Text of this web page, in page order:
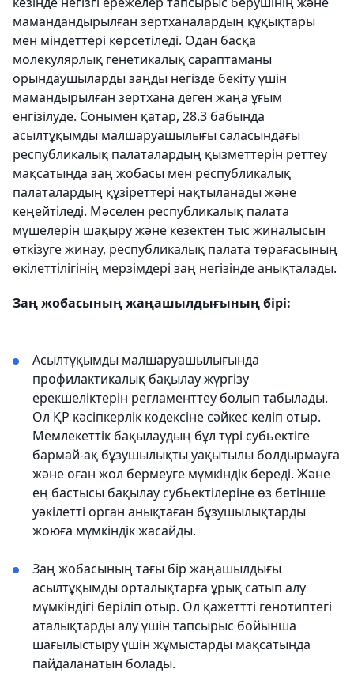
мамандандырылған зертханалардың құқықтары
мен міндеттері көрсетіледі. Одан басқа
молекулярлық генетикалық сараптаманы
орындаушыларды заңды негізде бекіту үшін
мамандырылған зертхана деген жаңа ұғым
енгізілуде. Сонымен қатар, 28.3 бабында
асылтұқымды малшаруашылығы саласындағы
республикалық палаталардың қызметтерін реттеу
мақсатында заң жобасы мен республикалық
палаталардың құзіреттері нақтыланады және
кеңейтіледі. Мәселен республикалық палата
мүшелерін шақыру және кезектен тыс жиналысын
өткізуге жинау, республикалық палата төрағасының
өкілеттілігінің мерзімдері заң негізінде анықталады.
Заң жобасының жаңашылдығының бірі:
Асылтұқымды малшаруашылығында
профилактикалық бақылау жүргізу
ерекшеліктерін регламенттеу болып табылады.
Ол ҚР кәсіпкерлік кодексіне сәйкес келіп отыр.
Мемлекеттік бақылаудың бұл түрі субьектіге
бармай-ақ бұзушылықты уақытылы болдырмауға
және оған жол бермеуге мүмкіндік береді. Және
ең бастысы бақылау субьектілеріне өз бетінше
уәкілетті орган анықтаған бұзушылықтарды
жоюға мүмкіндік жасайды.
Заң жобасының тағы бір жаңашылдығы
асылтұқымды орталықтарға ұрық сатып алу
мүмкіндігі беріліп отыр. Ол қажеттті генотиптегі
аталықтарды алу үшін тапсырыс бойынша
шағылыстыру үшін жұмыстарды мақсатында
пайдаланатын болады.